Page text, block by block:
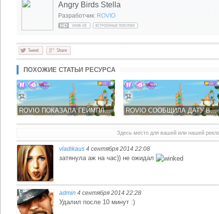
Angry Birds Stella
Разработчик: ROVIO
ПОХОЖИЕ СТАТЬИ РЕСУРСА
ROVIO ПОКАЗАЛА ГЕЙМПЛЕЙ ВИДЕО ПРЕДСТОЯЩЕЙ ИГРЫ ANGRY BIRDS STELLA - ВЫХОД В СЕНТЯБРЕ ROVIO СООБЩИЛА ДАТУ ВЫХОДА ANGRY BIRDS STELLA, ЖЕНСКИЙ ПОЛ РУЛИТ!
Здесь место для вашей или нашей
vladikaus 4 сентября 2014 22:08
затянула аж на час)) не ожидал
admin 4 сентября 2014 22:28
Удалил после 10 минут :)